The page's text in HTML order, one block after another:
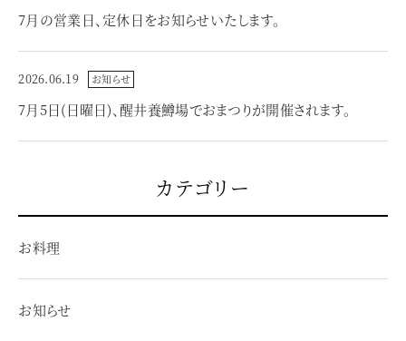
7月の営業日、定休日をお知らせいたします。
2026.06.19 お知らせ
7月5日(日曜日)、醒井養鱒場でおまつりが開催されます。
カテゴリー
お料理
お知らせ